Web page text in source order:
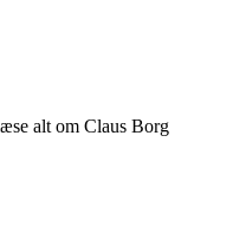
alt om Claus Borg